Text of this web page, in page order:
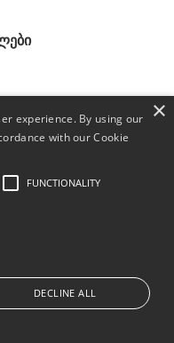
×
experience. By using our
with our Cookie
FUNCTIONALITY
DECLINE ALL